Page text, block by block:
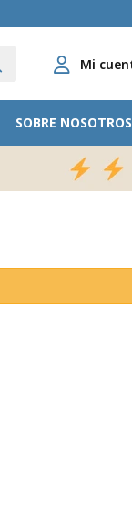
SOBRE NOSOTROS